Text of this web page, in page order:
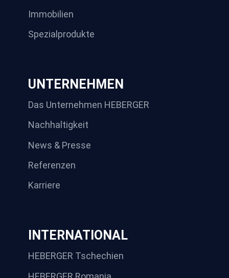
Immobilien
Spezialprodukte
UNTERNEHMEN
Das Unternehmen HEBERGER
Nachhaltigkeit
News & Presse
Referenzen
Karriere
INTERNATIONAL
HEBERGER Tschechien